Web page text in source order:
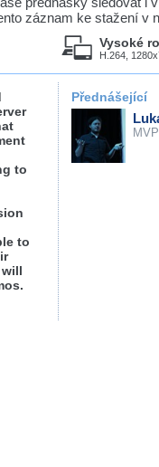
záznam ke stažení v
Vysoké
H.264,
to
to
Přednášející
MVP